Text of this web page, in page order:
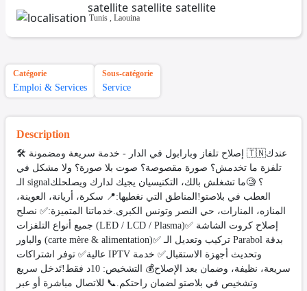
Tunis , Laouina
Catégorie
Emploi & Services
Sous-catégorie
Service
Description
🛠️ إصلاح تلفاز وبارابول في الدار - خدمة سريعة ومضمونة 🇹🇳​عندك
تلفزة ما تخدمش؟ صورة مقصوصة؟ صوت بلا صورة؟ ولا مشكل في
الـ signal؟ 🧐ما تشغلش بالك، التكنيسيان يجيك لدارك ويصلحلك
العطب في بلاصتو!​المناطق التي نغطيها:📍 سكرة، أريانة، العوينة،
المنازه، المنارات، حي النصر وتونس الكبرى.​خدماتنا المتميزة:✅ نصلح
جميع أنواع التلفزات (LED / LCD / Plasma)✅ إصلاح كروت الشاشة
والباور (carte mère & alimentation)✅ تركيب وتعديل الـ Parabol بدقة
عالية✅ توفر اشتراكات IPTV وتحديث أجهزة الاستقبال✅ خدمة
سريعة، نظيفة، وضمان بعد الإصلاح​💰 التشخيص: 10د فقط!تَدخل سريع
وتشخيص في بلاصتو لضمان راحتكم.​📞 للاتصال مباشرة أو عبر